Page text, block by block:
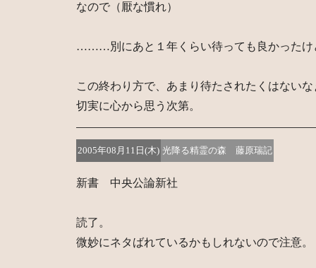
なので（厭な慣れ）
………別にあと１年くらい待っても良かったけ
この終わり方で、あまり待たされたくはないな
切実に心から思う次第。
2005年08月11日(木) 光降る精霊の森 藤原瑞記
新書 中央公論新社
読了。
微妙にネタばれているかもしれないので注意。